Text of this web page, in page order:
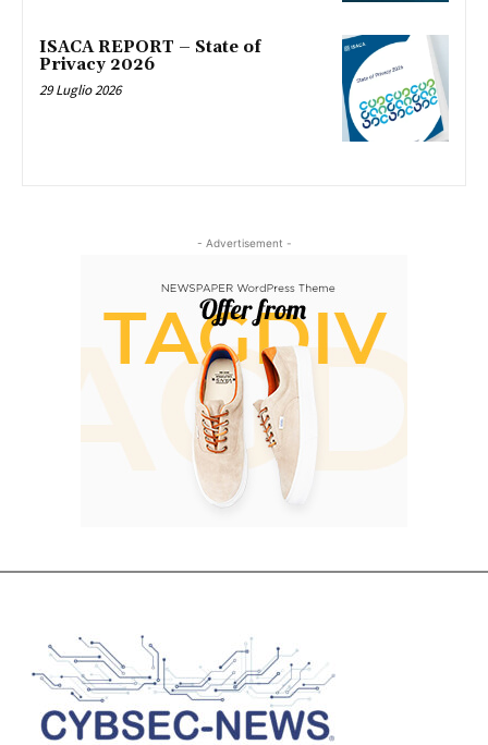
ISACA REPORT – State of
Privacy 2026
29 Luglio 2026
- Advertisement -